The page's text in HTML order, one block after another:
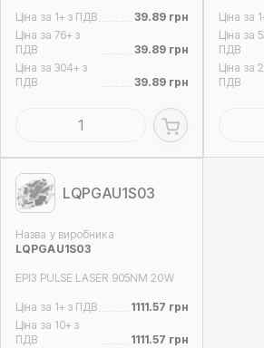
Ціна за 1+ з ПДВ
39.89 грн
Ціна за 76+ з
ПДВ
39.89 грн
Ціна за 304+ з
ПДВ
39.89 грн
Ціна за
Ціна за
ПДВ
Ціна за
ПДВ
LQPGAU1S03
Назва у виробника
LQPGAU1S03
EPI3 PULSE LASER 905NM 20W
Ціна за 1+ з ПДВ
1111.57 грн
Ціна за 10+ з
ПДВ
1111.57 грн